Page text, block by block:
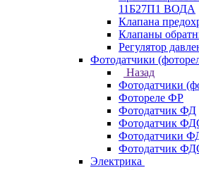
11Б27П1 ВОДА
Клапана
Клапаны
Регулятор
Фотодатчики
Назад
Фотодатчики
Фотореле ФР
Фотодатчик ФД
Фотодатчик
Фотодатчики
Фотодатчик
Электрика